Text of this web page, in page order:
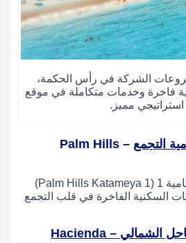
الشركة في رأس الحكمة،
فاخرة وخدمات متكاملة في موقع
استراتيجي مميز.
التجمع
– Palm Hills
يعد كمبوند بالم هيلز قطامية 1 (Palm Hills Katameya 1)
السكنية الفاخرة في قلب التجمع
قرية هاسيندا بلو الساحل الشمالي – Hacienda